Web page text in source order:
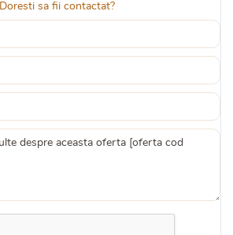
Doresti sa fii contactat?